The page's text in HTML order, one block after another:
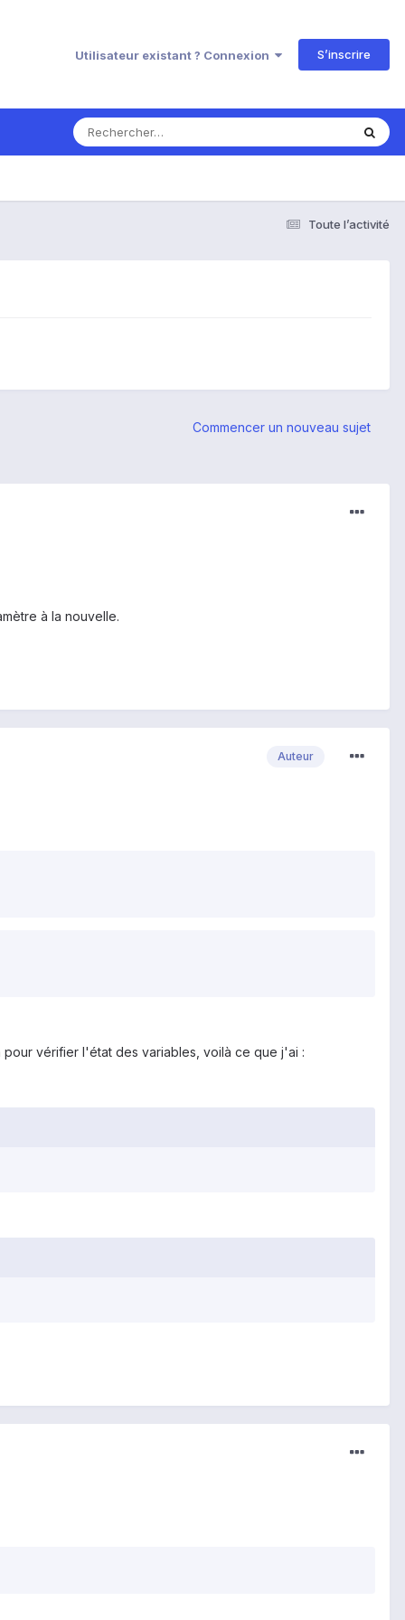
Utilisateur existant ? Connexion S’inscrire
Toute l’activité
Commencer un nouveau sujet
à la nouvelle.
Auteur
vérifier l'état des variables, voilà ce que j'ai :